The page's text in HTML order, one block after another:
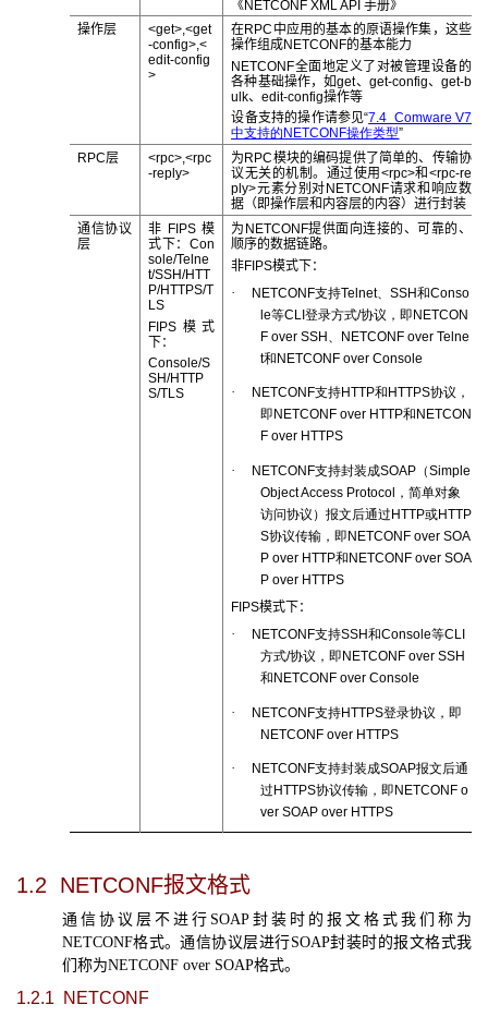
《 NETCONF XML API手册》
操作层
<get>,<get
-config>,<
edit-config
>
在RPC 中应用的基本的原语操作集，这些
操作组成NETCONF的基本能力
NETCONF全面地定义了对被管理设备的
各种基础操作，如get、 get-config、 get-b
ulk、edit-config操作等
设备支持的操作请参见“7.4 Comware V7
中支持的 NETCONF操作类型”
RPC层
<rpc>,<rpc
-reply>
为 RPC模块的编码提供了简单的、传输协
议无关的机制。通过使用 <rpc>和 <rpc-re
ply>元素分别对 NETCONF请求和响应数
据（即操作层和内容层的内容）进行封装
通信协议
层
非 FIPS模
式下： Con
sole/Telne
t/SSH/HTT
P/HTTPS/T
LS
FIPS 模式
下：
Console/S
SH/HTTP
S/TLS
为 NETCONF提供面向连接的、可靠的、
顺序的数据链路。
非FIPS模式下：
· NETCONF支持Telnet、SSH和Conso
le等CLI 登录方式/协议，即 NETCON
F over SSH 、
NETCONF over Telne
t和 NETCONF over Console
· NETCONF支持HTTP和 HTTPS协议，
即 NETCONF over HTTP和 NETCON
F over HTTPS
· NETCONF支持封装成SOAP （Simple
Object Access Protocol ，简单对象
访问协议）报文后通过HTTP或HTTP
S协议传输，即NETCONF over SOA
P over HTTP和NETCONF over SOA
P over HTTPS
FIPS模式下：
· NETCONF支持SSH和Console等CLI
方式/协议，即 NETCONF over SSH
和 NETCONF over Console
· NETCONF支持HTTPS登录协议，即
NETCONF over HTTPS
· NETCONF支持封装成SOAP报文后通
过 HTTPS协议传输，即 NETCONF o
ver SOAP over HTTPS
1.2 NETCONF报文格式
通信协议层不进行 SOAP封装时的报文格式我们称为
NETCONF格式。通信协议层进行SOAP封装时的报文格式我
们称为NETCONF over SOAP格式。
1.2.1 NETCONF